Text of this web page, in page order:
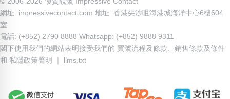
網址: impressivecontact.com 地址: 香港尖沙咀海港城海洋中心6樓604
室
電話: (+852) 2790 8888 Whatsapp: (+852) 9888 9311
閣下使用我們的網站表明接受我們的 買號流程及條款、 銷售條款及條件
和 私隱政策聲明 llms.txt